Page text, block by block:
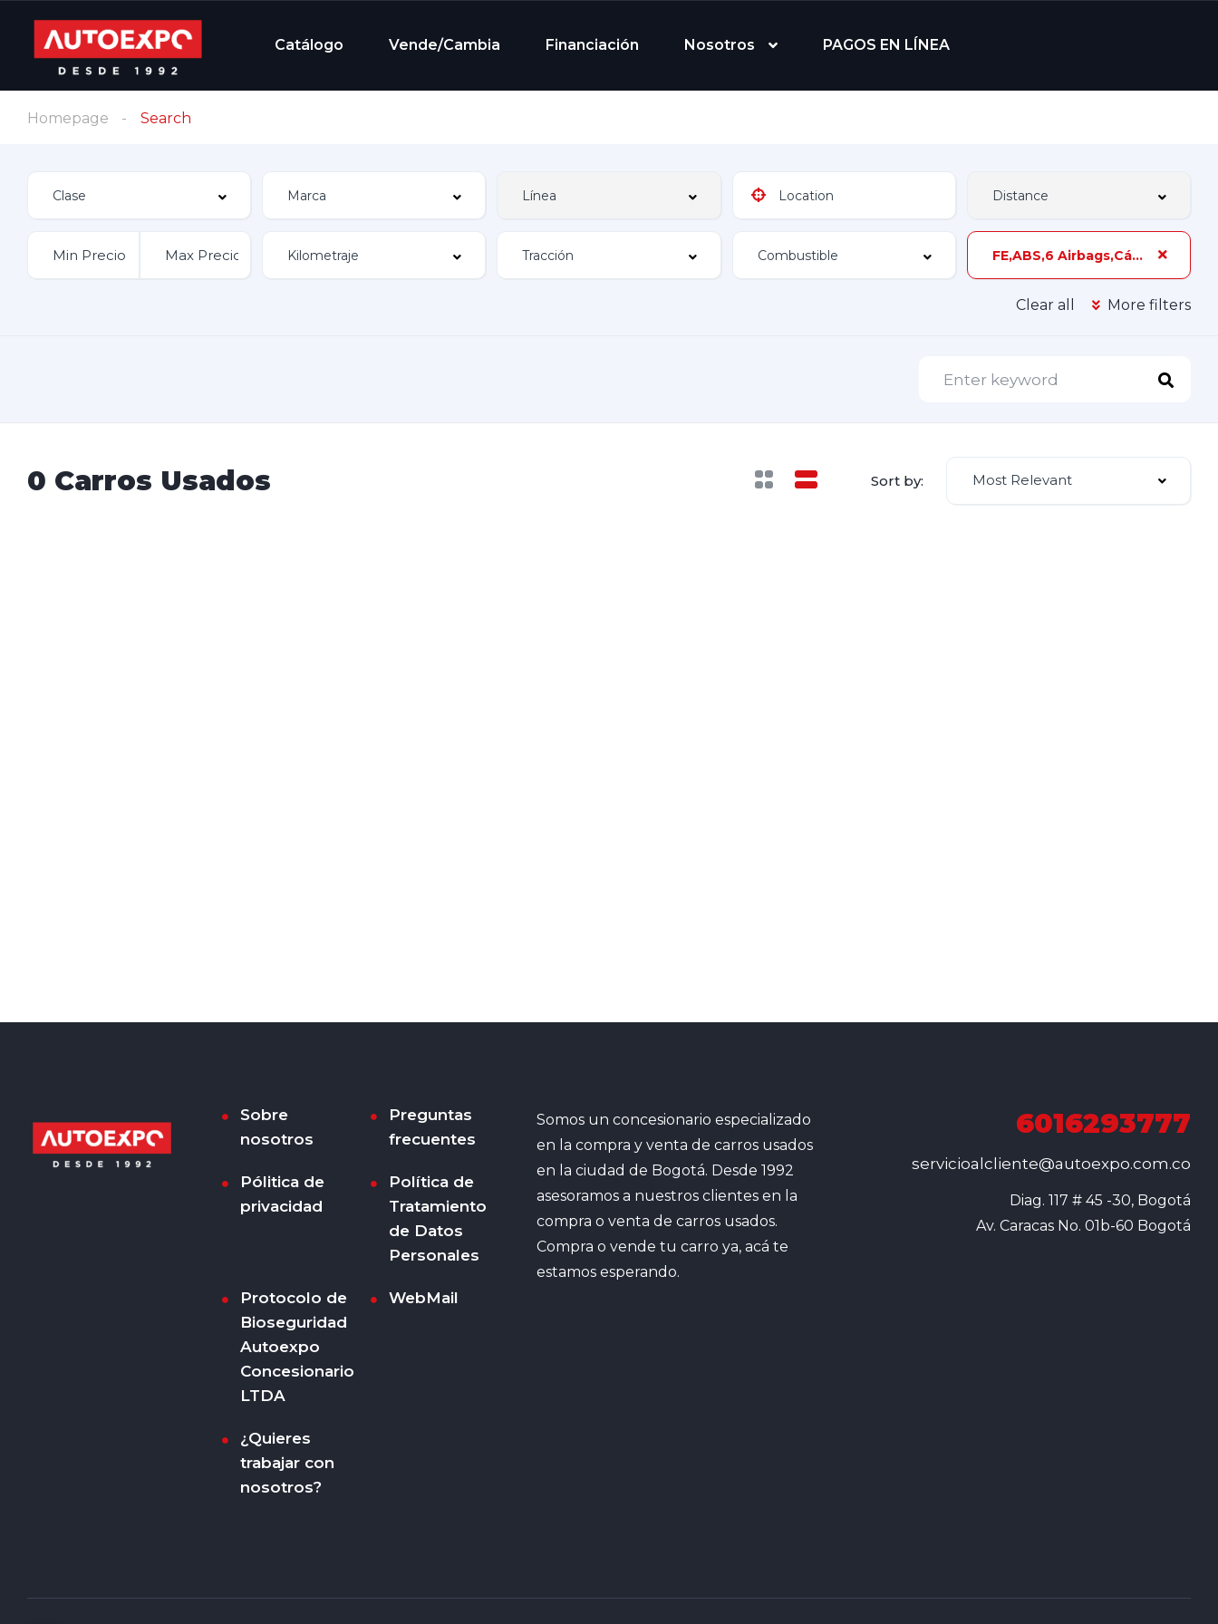
Catálogo Vende/Cambia Financiación Nosotros PAGOS EN LÍNEA
Homepage Search
FE,ABS,6 Airbags,Cámara de Reversa,115 hp,2 Dueños,Z-
Clear all More filters
0 Carros Usados Sort by: Most Relevant
Sobre
nosotros
Preguntas
frecuentes
Pólitica de
privacidad
Política de
Tratamiento
de Datos
Personales
Protocolo de
Bioseguridad
Autoexpo
Concesionario
LTDA
WebMail
¿Quieres
trabajar con
nosotros?
Somos un concesionario especializado
en la compra y venta de carros usados
en la ciudad de Bogotá. Desde 1992
asesoramos a nuestros clientes en la
compra o venta de carros usados.
Compra o vende tu carro ya, acá te
estamos esperando.
6016293777
servicioalcliente@autoexpo.com.co
Diag. 117 # 45 -30, Bogotá
Av. Caracas No. 01b-60 Bogotá